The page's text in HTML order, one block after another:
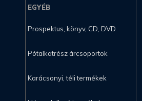
EGYÉB
Prospektus, könyv, CD, DVD
Pótalkatrész árcsoportok
Karácsonyi, téli termékek